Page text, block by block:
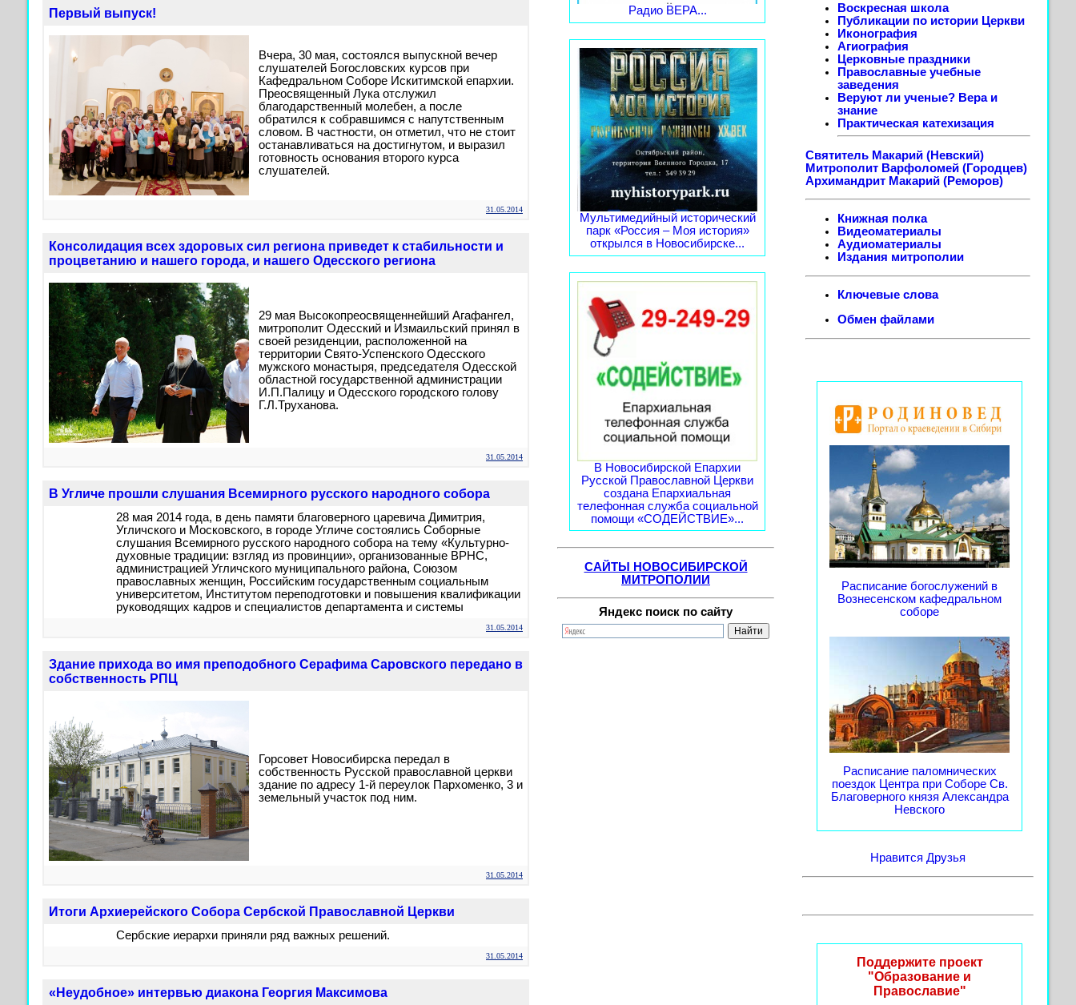
Первый выпуск!
Вчера, 30 мая, состоялся выпускной вечер
слушателей Богословских курсов при
Кафедральном Соборе Искитимской епархии.
Преосвященный Лука отслужил
благодарственный молебен, а после
обратился к собравшимся с напутственным
словом. В частности, он отметил, что не стоит
останавливаться на достигнутом, и выразил
готовность основания второго курса
слушателей.
31.05.2014
Консолидация всех здоровых сил региона приведет к стабильности и
процветанию и нашего города, и нашего Одесского региона
29 мая Высокопреосвященнейший Агафангел,
митрополит Одесский и Измаильский принял в
своей резиденции, расположенной на
территории Свято-Успенского Одесского
мужского монастыря, председателя Одесской
областной государственной администрации
И.П.Палицу и Одесского городского голову
Г.Л.Труханова.
31.05.2014
В Угличе прошли слушания Всемирного русского народного собора
28 мая 2014 года, в день памяти благоверного царевича Димитрия,
Угличского и Московского, в городе Угличе состоялись Соборные
слушания Всемирного русского народного собора на тему «Культурно-
духовные традиции: взгляд из провинции», организованные ВРНС,
администрацией Угличского муниципального района, Союзом
православных женщин, Российским государственным социальным
университетом, Институтом переподготовки и повышения квалификации
руководящих кадров и специалистов департамента и системы
31.05.2014
Здание прихода во имя преподобного Серафима Саровского передано в
собственность РПЦ
Горсовет Новосибирска передал в
собственность Русской православной церкви
здание по адресу 1-й переулок Пархоменко, 3 и
земельный участок под ним.
31.05.2014
Итоги Архиерейского Собора Сербской Православной Церкви
Сербские иерархи приняли ряд важных решений.
31.05.2014
«Неудобное» интервью диакона Георгия Максимова
Радио ВЕРА...
Мультимедийный исторический
парк «Россия – Моя история»
открылся в Новосибирске...
В Новосибирской Епархии
Русской Православной Церкви
создана Епархиальная
телефонная служба социальной
помощи «СОДЕЙСТВИЕ»...
САЙТЫ НОВОСИБИРСКОЙ
МИТРОПОЛИИ
Яндекс поиск по сайту
Воскресная школа
Публикации по истории Церкви
Иконография
Агиография
Церковные праздники
Православные учебные
заведения
Веруют ли ученые? Вера и
знание
Практическая катехизация
Святитель Макарий (Невский)
Митрополит Варфоломей (Городцев)
Архимандрит Макарий (Реморов)
Книжная полка
Видеоматериалы
Аудиоматериалы
Издания митрополии
Ключевые слова
Обмен файлами
Расписание богослужений в
Вознесенском кафедральном
соборе
Расписание паломнических
поездок Центра при Соборе Св.
Благоверного князя Александра
Невского
Нравится Друзья
Поддержите проект
"Образование и
Православие"